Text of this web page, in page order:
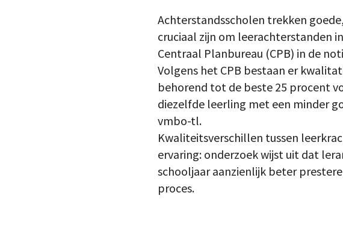
Achterstandsscholen trekken
cruciaal zijn om leerachterstanden
Centraal Planbureau (CPB) in de
Volgens het CPB bestaan er
behorend tot de beste 25 procent
diezelfde leerling met een minder
vmbo-tl.
Kwaliteitsverschillen tussen
ervaring: onderzoek wijst uit dat
schooljaar aanzienlijk beter
proces.